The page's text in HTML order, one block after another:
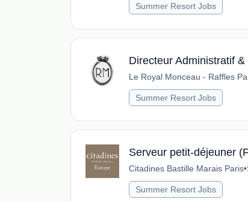
Summer Resort Jobs
Directeur Administratif
Le Royal Monceau - Raffles
Summer Resort Jobs
Serveur petit-déjeuner
Citadines Bastille Marais Paris•
Summer Resort Jobs